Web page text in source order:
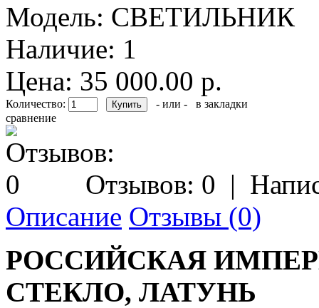
Модель: СВЕТИЛЬНИК
Наличие: 1
Цена: 35 000.00 р.
Количество: - или -
в закладки
сравнение
Отзывов: 0 |
Описание Отзывы (0)
РОССИЙСКАЯ
СТЕКЛО, ЛАТУНЬ